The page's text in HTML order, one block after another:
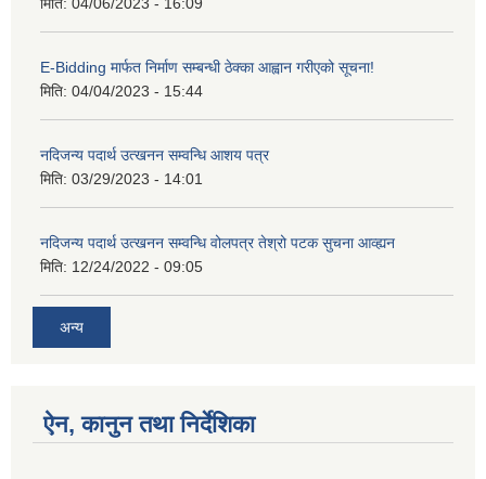
E-Bidding मार्फत निर्माण सम्बन्धी ठेक्का आह्वान गरीएको सूचना!
मिति: 04/04/2023 - 15:44
नदिजन्य पदार्थ उत्खनन सम्वन्धि आशय पत्र
मिति: 03/29/2023 - 14:01
नदिजन्य पदार्थ उत्खनन सम्वन्धि वोलपत्र तेश्रो पटक सुचना आव्ह्यन
मिति: 12/24/2022 - 09:05
अन्य
ऐन, कानुन तथा निर्देशिका